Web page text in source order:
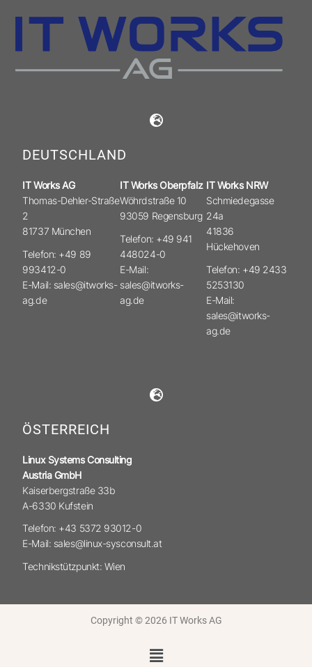
DEUTSCHLAND
IT Works AG
Thomas-Dehler-Straße
2
81737 München
Telefon: +49 89
993412-0
E-Mail: sales@itworks-
ag.de
IT Works Oberpfalz
Wöhrdstraße 10
93059 Regensburg
Telefon: +49 941
448024-0
E-Mail:
sales@itworks-
ag.de
IT Works NRW
Schmiedegasse
24a
41836
Hückehoven
Telefon: +49 2433
5253130
E-Mail:
sales@itworks-
ag.de
ÖSTERREICH
Linux Systems Consulting
Austria GmbH
Kaiserbergstraße 33b
A-6330 Kufstein
Telefon: +43 5372 93012-0
E-Mail: sales@linux-sysconsult.at
Technikstützpunkt: Wien
Copyright © 2026 IT Works AG
Menü